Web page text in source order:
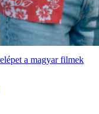
a magyar filmek